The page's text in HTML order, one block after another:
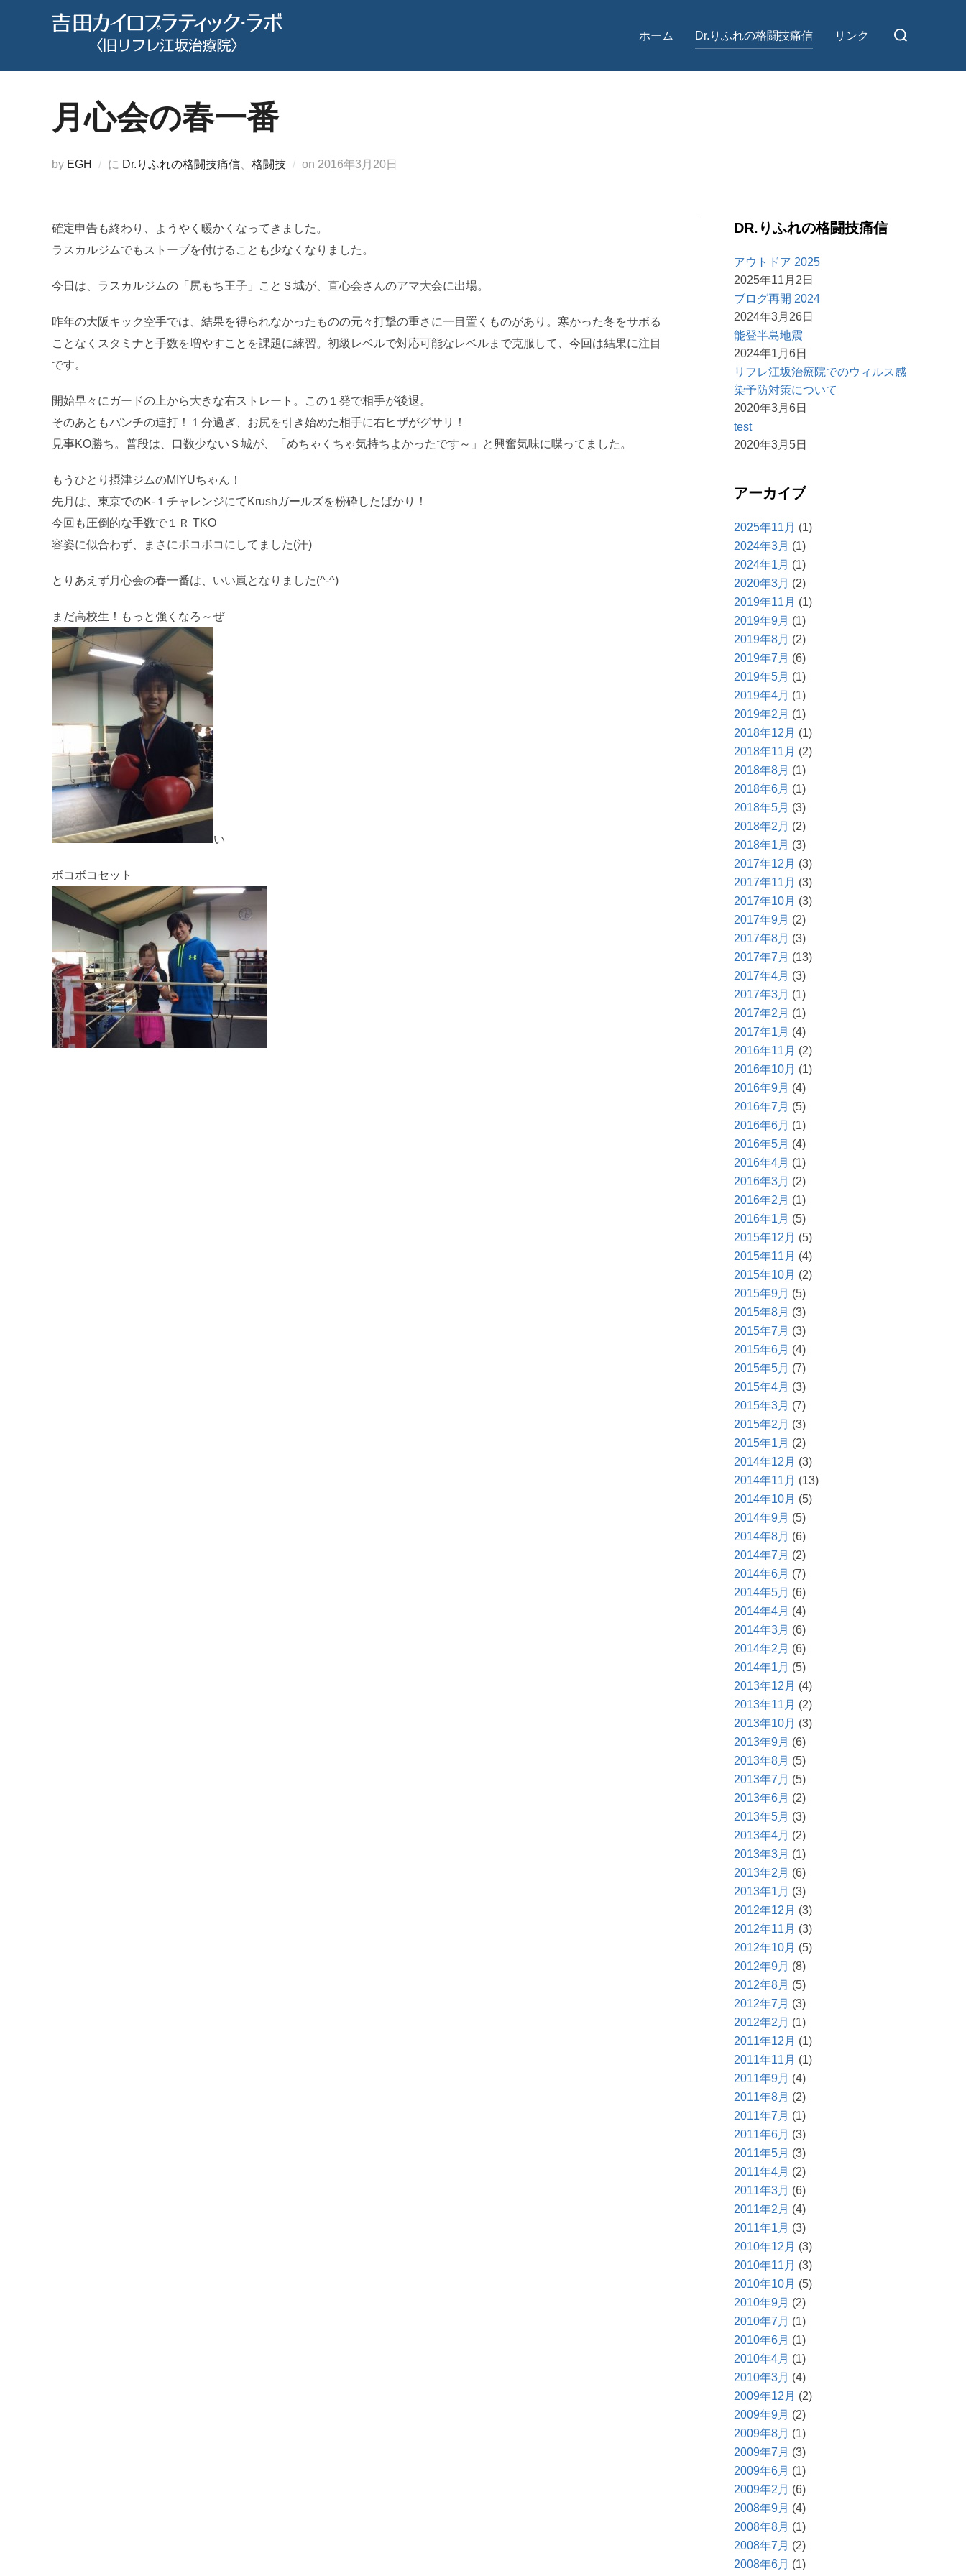
ン
ホーム Dr.りふれの格闘技痛信 リンク
検
月心会の春一番
by EGH に Dr.りふれの格闘技痛信 格闘技 on 投
2016年3月20日
確定申告も終わり、ようやく暖かくなってきました。
ラスカルジムでもストーブを付けることも少なくなりました。
今日は、ラスカルジムの「尻もち王子」ことＳ城が、直心会さんのアマ大会に出場。
昨年の大阪キック空手では、結果を得られなかったものの元々打撃の重さに一目置くものがあり。寒かった冬をサボる
ことなくスタミナと手数を増やすことを課題に練習。初級レベルで対応可能なレベルまで克服して、今回は結果に注目
です。
開始早々にガードの上から大きな右ストレート。この１発で相手が後退。
そのあともパンチの連打！１分過ぎ、お尻を引き始めた相手に右ヒザがグサリ！
見事KO勝ち。普段は、口数少ないＳ城が、「めちゃくちゃ気持ちよかったです～」と興奮気味に喋ってました。
もうひとり摂津ジムのMIYUちゃん！
先月は、東京でのK-１チャレンジにてKrushガールズを粉砕したばかり！
今回も圧倒的な手数で１Ｒ TKO
容姿に似合わず、まさにボコボコにしてました(汗)
とりあえず月心会の春一番は、いい嵐となりました(^-^)
まだ高校生！もっと強くなろ～ぜ
い
ボコボコセット
DR.りふれの格闘技痛信
アウトドア 2025
2025年11月2日
ブログ再開 2024
2024年3月26日
能登半島地震
2024年1月6日
リフレ江坂治療院でのウィルス感
染予防対策について
2020年3月6日
test
2020年3月5日
アーカイブ
2025年11月 (1)
2024年3月 (1)
2024年1月 (1)
2020年3月 (2)
2019年11月 (1)
2019年9月 (1)
2019年8月 (2)
2019年7月 (6)
2019年5月 (1)
2019年4月 (1)
2019年2月 (1)
2018年12月 (1)
2018年11月 (2)
2018年8月 (1)
2018年6月 (1)
2018年5月 (3)
2018年2月 (2)
2018年1月 (3)
2017年12月 (3)
2017年11月 (3)
2017年10月 (3)
2017年9月 (2)
2017年8月 (3)
2017年7月 (13)
2017年4月 (3)
2017年3月 (1)
2017年2月 (1)
2017年1月 (4)
2016年11月 (2)
2016年10月 (1)
2016年9月 (4)
2016年7月 (5)
2016年6月 (1)
2016年5月 (4)
2016年4月 (1)
2016年3月 (2)
2016年2月 (1)
2016年1月 (5)
2015年12月 (5)
2015年11月 (4)
2015年10月 (2)
2015年9月 (5)
2015年8月 (3)
2015年7月 (3)
2015年6月 (4)
2015年5月 (7)
2015年4月 (3)
2015年3月 (7)
2015年2月 (3)
2015年1月 (2)
2014年12月 (3)
2014年11月 (13)
2014年10月 (5)
2014年9月 (5)
2014年8月 (6)
2014年7月 (2)
2014年6月 (7)
2014年5月 (6)
2014年4月 (4)
2014年3月 (6)
2014年2月 (6)
2014年1月 (5)
2013年12月 (4)
2013年11月 (2)
2013年10月 (3)
2013年9月 (6)
2013年8月 (5)
2013年7月 (5)
2013年6月 (2)
2013年5月 (3)
2013年4月 (2)
2013年3月 (1)
2013年2月 (6)
2013年1月 (3)
2012年12月 (3)
2012年11月 (3)
2012年10月 (5)
2012年9月 (8)
2012年8月 (5)
2012年7月 (3)
2012年2月 (1)
2011年12月 (1)
2011年11月 (1)
2011年9月 (4)
2011年8月 (2)
2011年7月 (1)
2011年6月 (3)
2011年5月 (3)
2011年4月 (2)
2011年3月 (6)
2011年2月 (4)
2011年1月 (3)
2010年12月 (3)
2010年11月 (3)
2010年10月 (5)
2010年9月 (2)
2010年7月 (1)
2010年6月 (1)
2010年4月 (1)
2010年3月 (4)
2009年12月 (2)
2009年9月 (2)
2009年8月 (1)
2009年7月 (3)
2009年6月 (1)
2009年2月 (6)
2008年9月 (4)
2008年8月 (1)
2008年7月 (2)
2008年6月 (1)